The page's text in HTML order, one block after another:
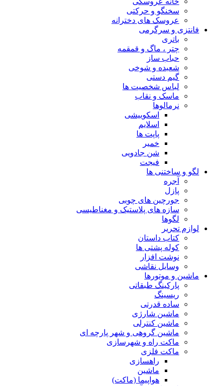
سخنگو و حرکتی
عروسک های دخترانه
فانتزی و سرگرمی
باتری
چتر ، ماگ و قمقمه
حباب ساز
شعبده و شوخی
گیم دستی
لباس شخصیت ها
ماسک و نقاب
نرمالوها
اسکوییشی
اسلایم
پاپت ها
خمیر
شن جادویی
فیجت
لگو و ساختنی ها
آجره
پازل
جورچین های چوبی
سازه های پلاستیک و مغناطیسی
لگوها
لوازم تحریر
کتاب داستان
کوله پشتی ها
نوشت افزار
وسایل نقاشی
ماشین و موتورها
پارکینگ طبقاتی
ریسینگ
ساده قدرتی
ماشین شارژی
ماشین کنترلی
ماشین گروهی و شهر پارچه ای
ماکت راه و شهرسازی
ماکت فلزی
راهسازی
ماشین
هواپیما (ماکت)